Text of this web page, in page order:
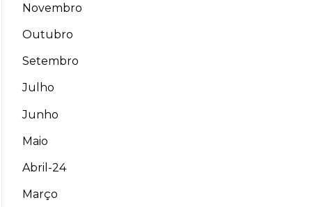
Novembro
Outubro
Setembro
Julho
Junho
Maio
Abril-24
Março